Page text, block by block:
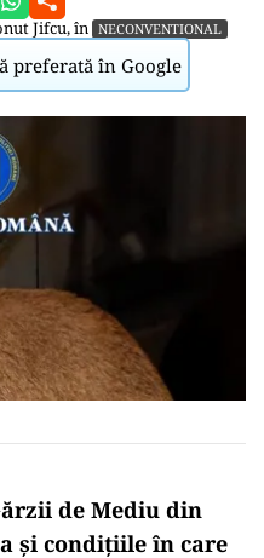
Jifcu, în NECONVENTIONAL
preferată în Google
de Mediu din
și condițiile în care